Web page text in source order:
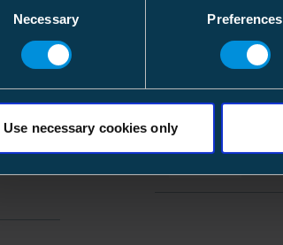
Necessary Preferences
Use necessary cookies only